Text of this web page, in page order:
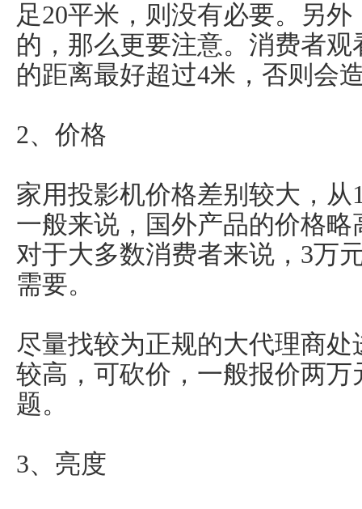
足20平米，则没有必要。另
的，那么更要注意。消费者
的距离最好超过4米，否则会
2、价格
家用投影机价格差别较大，
一般来说，国外产品的价格
对于大多数消费者来说，3万
需要。
尽量找较为正规的大代理商
较高，可砍价，一般报价两
题。
3、亮度